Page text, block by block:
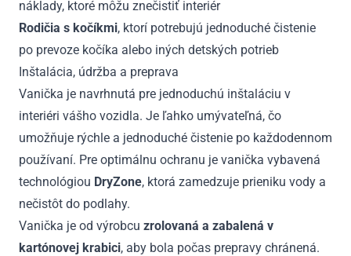
náklady, ktoré môžu znečistiť interiér
Rodičia s kočíkmi, ktorí potrebujú jednoduché čistenie
po prevoze kočíka alebo iných detských potrieb
Inštalácia, údržba a preprava
Vanička je navrhnutá pre jednoduchú inštaláciu v
interiéri vášho vozidla. Je ľahko umývateľná, čo
umožňuje rýchle a jednoduché čistenie po každodennom
používaní. Pre optimálnu ochranu je vanička vybavená
technológiou DryZone, ktorá zamedzuje prieniku vody a
nečistôt do podlahy.
Vanička je od výrobcu zrolovaná a zabalená v
kartónovej krabici, aby bola počas prepravy chránená.